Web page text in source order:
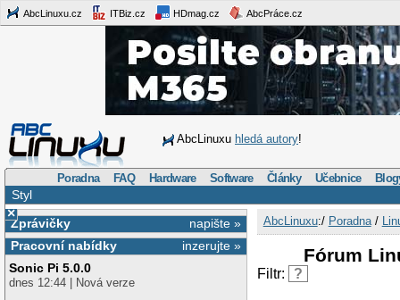
AbcLinuxu.cz ITBiz.cz HDmag.cz AbcPráce.cz
AbcLinuxu hledá autory!
Poradna FAQ Hardware Software Články Učebnice
Styl
×
napište »
Zprávičky
inzerujte »
Pracovní nabídky
Sonic Pi 5.0.0
dnes 12:44 | Nová verze
AbcLinuxu:/ Poradna/
Fórum
Filtr: ?